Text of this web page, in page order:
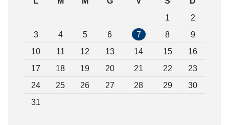
1
2
3
4 5 6 7 8
9
10
11 12 13 14 15
16
17
18 19 20 21 22
23
24
25 26 27 28 29
30
31